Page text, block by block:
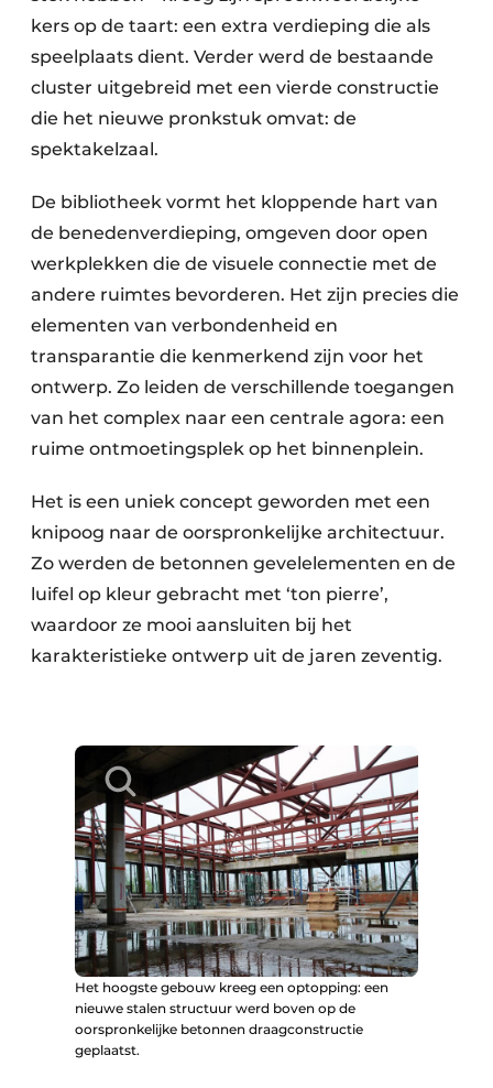
kers op de taart: een extra verdieping die als
speelplaats dient. Verder werd de bestaande
cluster uitgebreid met een vierde constructie
die het nieuwe pronkstuk omvat: de
spektakelzaal.
De bibliotheek vormt het kloppende hart van
de benedenverdieping, omgeven door open
werkplekken die de visuele connectie met de
andere ruimtes bevorderen. Het zijn precies die
elementen van verbondenheid en
transparantie die kenmerkend zijn voor het
ontwerp. Zo leiden de verschillende toegangen
van het complex naar een centrale agora: een
ruime ontmoetingsplek op het binnenplein.
Het is een uniek concept geworden met een
knipoog naar de oorspronkelijke architectuur.
Zo werden de betonnen gevelelementen en de
luifel op kleur gebracht met ‘ton pierre’,
waardoor ze mooi aansluiten bij het
karakteristieke ontwerp uit de jaren zeventig.
Het hoogste gebouw kreeg een optopping: een
nieuwe stalen structuur werd boven op de
oorspronkelijke betonnen draagconstructie
geplaatst.